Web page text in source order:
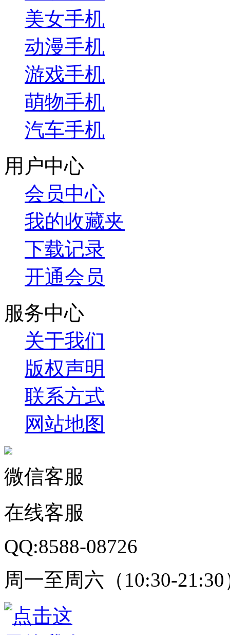
美女手机
动漫手机
游戏手机
萌物手机
汽车手机
用户中心
会员中心
我的收藏夹
下载记录
开通会员
服务中心
关于我们
版权声明
联系方式
网站地图
微信客服
在线客服
QQ:8588-08726
周一至周六（10:30-21:30